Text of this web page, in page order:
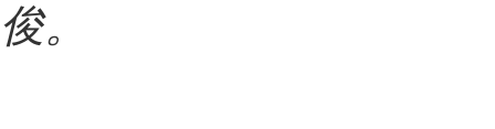
俊。